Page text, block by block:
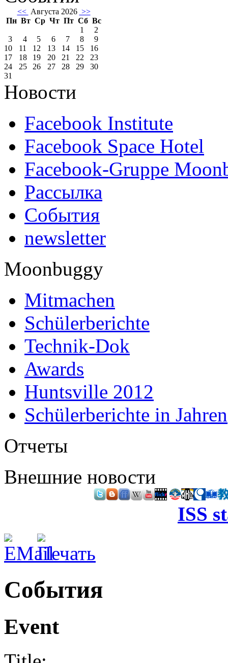
<< Августа 2026 >>
Пн Вт Ср Чт Пт Сб Вс
1
2
3
4 5 6 7 8
9
10
11 12 13 14 15
16
17
18 19 20 21 22
23
24
25 26 27 28 29
30
31
Новости
Facebook Institute
Facebook Space Hotel
Facebook-Gruppe
Рассылка
События
newsletter
Moonbuggy
Mitmachen
Schülerberichte
Technik-Dok
Awards
Huntsville 2012
Schülerberichte in Jahren
Отчеты
Внешние новости
ISS
События
Event